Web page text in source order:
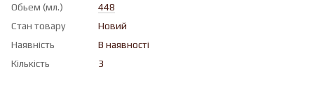
Обьем (мл.)
448
Стан товару
Новий
Наявність
В наявності
Кількість
3